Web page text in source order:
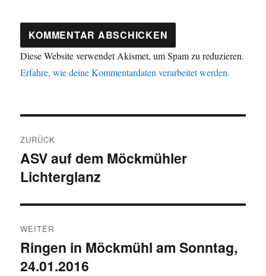
Diese Website verwendet Akismet, um Spam zu reduzieren.
Erfahre, wie deine Kommentardaten verarbeitet werden.
ZURÜCK
Vorheriger
Beitrag:
ASV auf dem Möckmühler
Lichterglanz
WEITER
Nächster
Beitrag:
Ringen in Möckmühl am Sonntag,
24.01.2016